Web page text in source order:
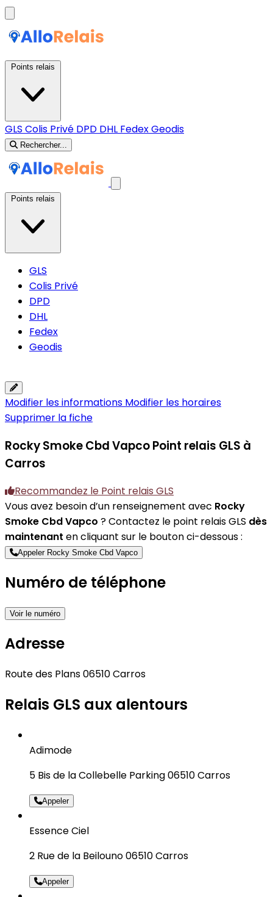
GLS Colis Privé DPD DHL FedexGeodis
Rechercher...
GLS
Colis Privé
DPD
DHL
Fedex
Geodis
Modifier les informations Modifier les horaires
Supprimer la fiche
Rocky Smoke Cbd VapcoPoint relais GLS à
Carros
Recommandez le Point relais GLS
Vous avez besoin d’un renseignement avec Rocky
Smoke Cbd Vapco ? Contactez le point relais GLS dès
maintenant en cliquant sur le bouton ci-dessous :
Appeler Rocky Smoke Cbd Vapco
Numéro de téléphone
Voir le numéro
Adresse
Route des Plans 06510 Carros
Relais GLS aux alentours
Adimode
5 Bis de la Collebelle Parking 06510 Carros
Appeler
Essence Ciel
2 Rue de la Beilouno 06510 Carros
Appeler